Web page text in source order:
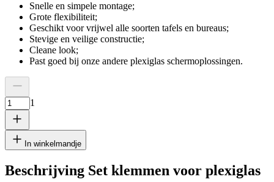
Snelle en simpele montage;
Grote flexibiliteit;
Geschikt voor vrijwel alle soorten tafels en bureaus;
Stevige en veilige constructie;
Cleane look;
Past goed bij onze andere plexiglas schermoplossingen.
1
In winkelmandje
Beschrijving Set klemmen voor plexiglas